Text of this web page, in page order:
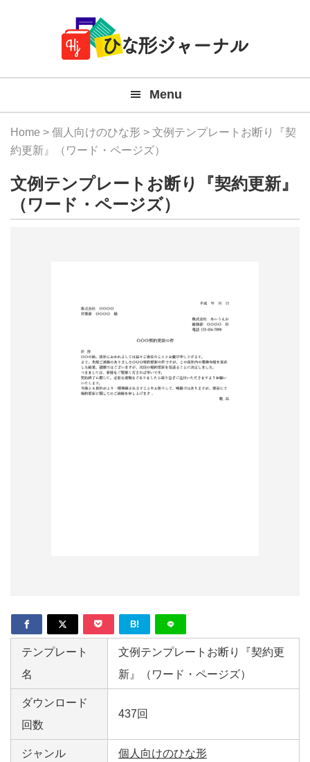
Navigation
料
テ
プ
ー
Menu
Home > 個人向けのひな形 > 文例テンプレートお断り『契
約更新』（ワード・ページズ）
文例テンプレートお断り『契約更新』
（ワード・ページズ）
B!
テンプレート
名
文例テンプレートお断り『契約更
新』（ワード・ページズ）
ダウンロード
回数
437回
ジャンル 個人向けのひな形